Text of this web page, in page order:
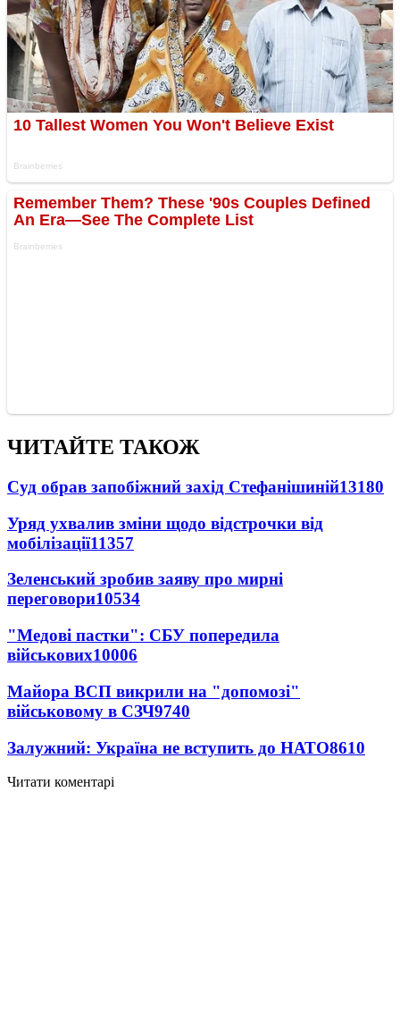
ЧИТАЙТЕ ТАКОЖ
Суд обрав запобіжний захід Стефанішиній13180
Уряд ухвалив зміни щодо відстрочки від
мобілізації11357
Зеленський зробив заяву про мирні
переговори10534
"Медові пастки": СБУ попередила
військових10006
Майора ВСП викрили на "допомозі"
військовому в СЗЧ9740
Залужний: Україна не вступить до НАТО8610
Читати коментарі